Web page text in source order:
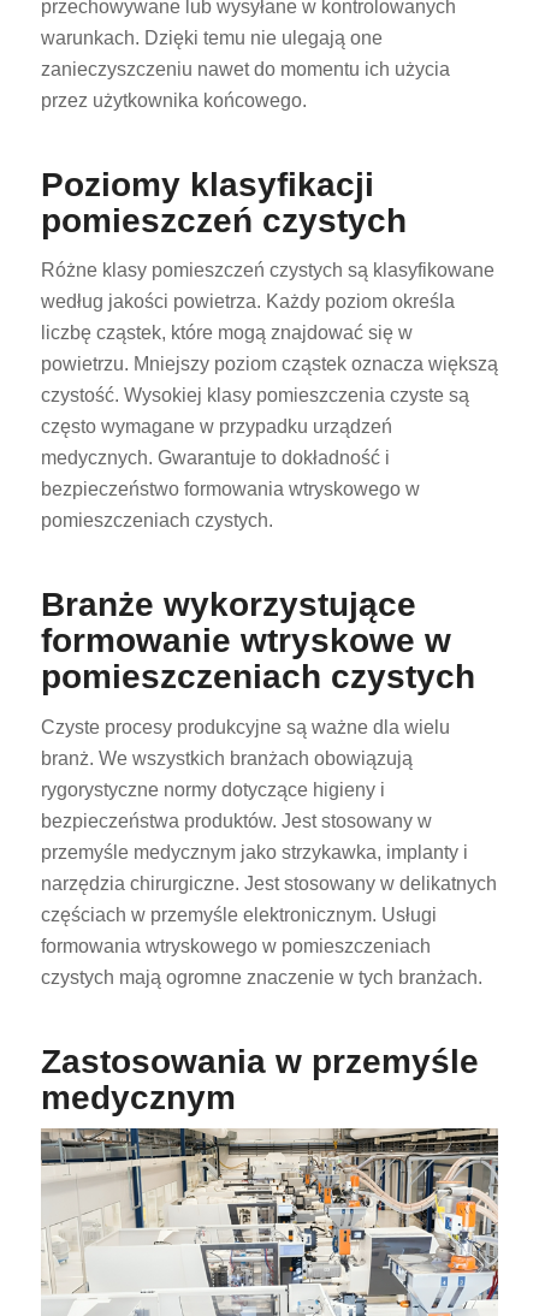
przechowywane lub wysyłane w kontrolowanych
warunkach. Dzięki temu nie ulegają one
zanieczyszczeniu nawet do momentu ich użycia
przez użytkownika końcowego.
Poziomy klasyfikacji
pomieszczeń czystych
Różne klasy pomieszczeń czystych są klasyfikowane
według jakości powietrza. Każdy poziom określa
liczbę cząstek, które mogą znajdować się w
powietrzu. Mniejszy poziom cząstek oznacza większą
czystość. Wysokiej klasy pomieszczenia czyste są
często wymagane w przypadku urządzeń
medycznych. Gwarantuje to dokładność i
bezpieczeństwo formowania wtryskowego w
pomieszczeniach czystych.
Branże wykorzystujące
formowanie wtryskowe w
pomieszczeniach czystych
Czyste procesy produkcyjne są ważne dla wielu
branż. We wszystkich branżach obowiązują
rygorystyczne normy dotyczące higieny i
bezpieczeństwa produktów. Jest stosowany w
przemyśle medycznym jako strzykawka, implanty i
narzędzia chirurgiczne. Jest stosowany w delikatnych
częściach w przemyśle elektronicznym. Usługi
formowania wtryskowego w pomieszczeniach
czystych mają ogromne znaczenie w tych branżach.
Zastosowania w przemyśle
medycznym